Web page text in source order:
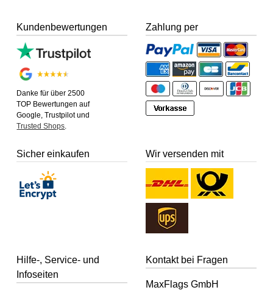
Kundenbewertungen
Danke für über 2500
TOP Bewertungen auf
Google, Trustpilot und
Trusted Shops
Zahlung per
Sicher einkaufen Wir versenden mit
Hilfe-, Service- und
Infoseiten
Kontakt bei Fragen
MaxFlags GmbH